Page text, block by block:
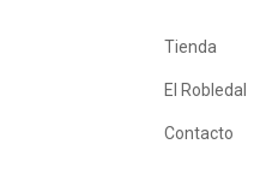
Tienda
El Robledal
Contacto